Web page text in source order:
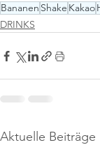
Bananen Shake Kakao
DRINKS
Aktuelle Beiträge